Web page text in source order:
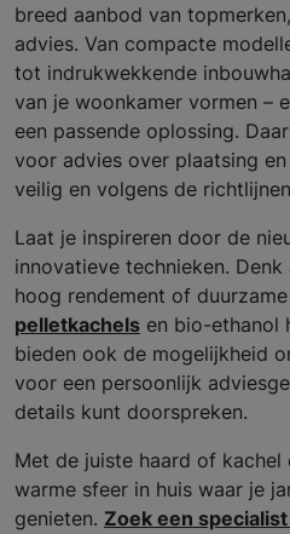
breed aanbod van
advies. Van compacte
tot indrukwekkende
van je woonkamer vormen –
een passende oplossing.
voor advies over plaatsing
veilig en volgens de
Laat je inspireren door de
innovatieve technieken. Denk
hoog rendement of
pelletkachels en bio-ethanol
bieden ook de mogelijkheid
voor een persoonlijk
details kunt doorspreken.
Met de juiste haard of kachel
warme sfeer in huis waar je
genieten. Zoek een